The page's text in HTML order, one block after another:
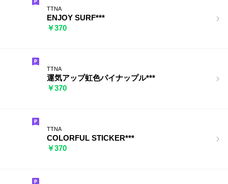
TTNA
ENJOY SURF***
￥370
TTNA
運気アップ虹色パイナップル***
￥370
TTNA
COLORFUL STICKER***
￥370